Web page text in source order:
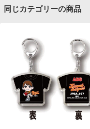
同じカテゴリーの商品